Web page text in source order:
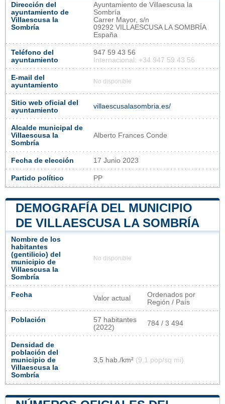
Dirección del
ayuntamiento de
Villaescusa la
Sombría
Ayuntamiento de Villaescusa la
Sombría
Carrer Mayor, s/n
09292 VILLAESCUSA LA SOMBRÍA
España
Teléfono del
ayuntamiento
947 59 43 56
Internacional: +34 947 59 43 56
E-mail del
ayuntamiento
No disponible
Sitio web oficial del
ayuntamiento
villaescusalasombria.es/
Alcalde municipal de
Villaescusa la
Sombría
Alberto Frances Conde
Fecha de elección 17 Junio 2023
Partido político PP
DEMOGRAFÍA DEL MUNICIPIO
DE VILLAESCUSA LA SOMBRÍA
Nombre de los
habitantes
(gentilicio) del
municipio de
Villaescusa la
Sombría
No disponible
Fecha Valor actual
Ordenados por
Región / País
Población
57 habitantes
(2022)
784 / 3 494
Densidad de
población del
municipio de
Villaescusa la
Sombría
3,5 hab./km² (9,1 pop/sq mi)